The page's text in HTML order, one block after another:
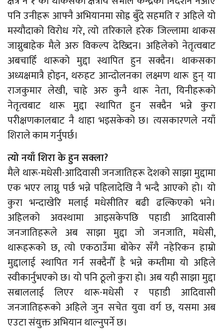
पनि उनीहरू आफ्नै अभियानमा सोह्र बुँदे सहमति र अहिले यो
मस्यौदाको विरोध गरे, त्यो तरिकाले हरेक जिल्लामा थाकस
जाग्नुबाहेक मैले अरु विकल्प देख्दिन। अहिलेको नेतृत्वबाट
अबचाहिँ थारूको मुद्दा स्थापित हुन सक्दैन। थाकसका
अध्यक्षमात्रै होइन, थरुहट आन्दोलनका लक्ष्मण थारू हुन् या
राजकुमार लेखी, चाहे अरु कुनै थारू नेता, यिनीहरूको
नेतृत्वबाट थारू मुद्दा स्थापित हुन सक्दैन भन्ने कुरा
परीक्षणकालबाट नै थाहा भइसकेको छ। त्यसकारणले नयाँ
शिराले काम गर्नुपर्छ।
त्यो नयाँ शिरा के हुन सक्ला?
मैले थारू-मधेसी-आदिवासी जनजातिहरू देशको साझा मुद्दामा
एक भएर लाग्नु पर्छ भन्ने पहिलादेखि नै भन्दै आएको हो। यो
कुरा भन्दाखेरि मलाई मधेसीतिर बढी ढल्किएको भने।
अहिलको अवस्थामा आइसकेपछि पहाडी आदिवासी
जनजातिहरूले अब साझा मुद्दा जो जनजाति, मधेसी,
थारूहरूको छ, त्यो एकठाउँमा बोकेर सँगै नहेरिकन हाम्रो
मुद्दालाई स्थापित गर्न सक्दैनौँ है भन्ने कम्तीमा यो अहिले
स्वीकार्नुभएको छ। यो पनि ठूलो कुरा हो। अब यही साझा मुद्दा
सबाललाई लिएर थारू-मधेसी र पहाडी आदिवासी
जनजातिहरूको अहिले जुन सचेत युवा वर्ग छ, यसमा अब
एउटा संयुक्त अभियान थाल्नुपर्ने छ।